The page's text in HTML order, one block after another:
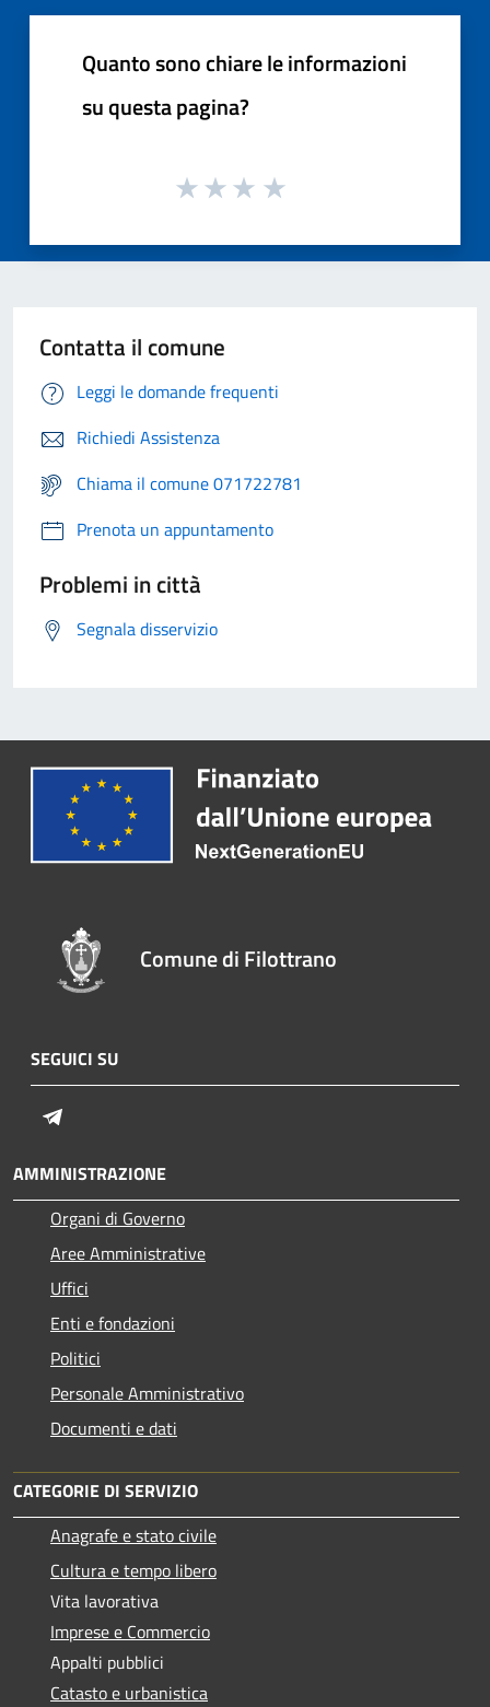
Quanto sono chiare le informazioni
su questa pagina?
Contatta il comune
Leggi le domande frequenti
Richiedi Assistenza
Chiama il comune 071722781
Prenota un appuntamento
Problemi in città
Segnala disservizio
Comune di Filottrano
SEGUICI SU
AMMINISTRAZIONE
Organi di Governo
Aree Amministrative
Uffici
Enti e fondazioni
Politici
Personale Amministrativo
Documenti e dati
CATEGORIE DI SERVIZIO
Anagrafe e stato civile
Cultura e tempo libero
Vita lavorativa
Imprese e Commercio
Appalti pubblici
Catasto e urbanistica